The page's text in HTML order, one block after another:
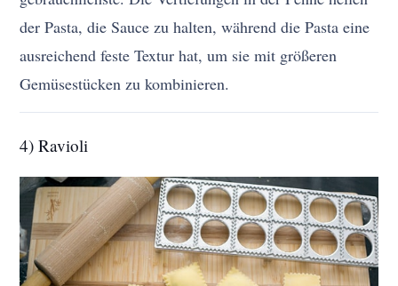
der Pasta, die Sauce zu halten, während die Pasta eine
ausreichend feste Textur hat, um sie mit größeren
Gemüsestücken zu kombinieren.
4) Ravioli